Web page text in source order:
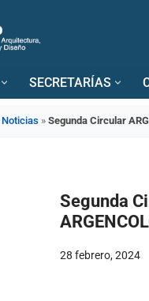
SECRETARÍAS
Noticias » Segunda Circular
Segunda
28 febrero, 2024